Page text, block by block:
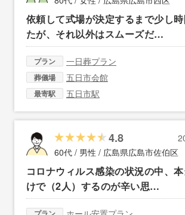
依頼して式場が決定するまで少し
たが、それ以外はスムーズだ…
プラン 一日葬プラン
葬儀場 五日市会館
最寄駅 五日市駅
4.8
60代 / 男性 / 広島県広島市佐伯区
コロナウィルス感染の状況の中、
けで（2人）するのが辛い思…